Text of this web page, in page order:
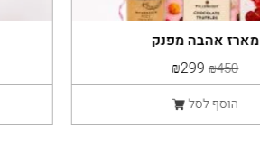
מארז אהבה מפנק
₪450
₪299
הוסף לסל